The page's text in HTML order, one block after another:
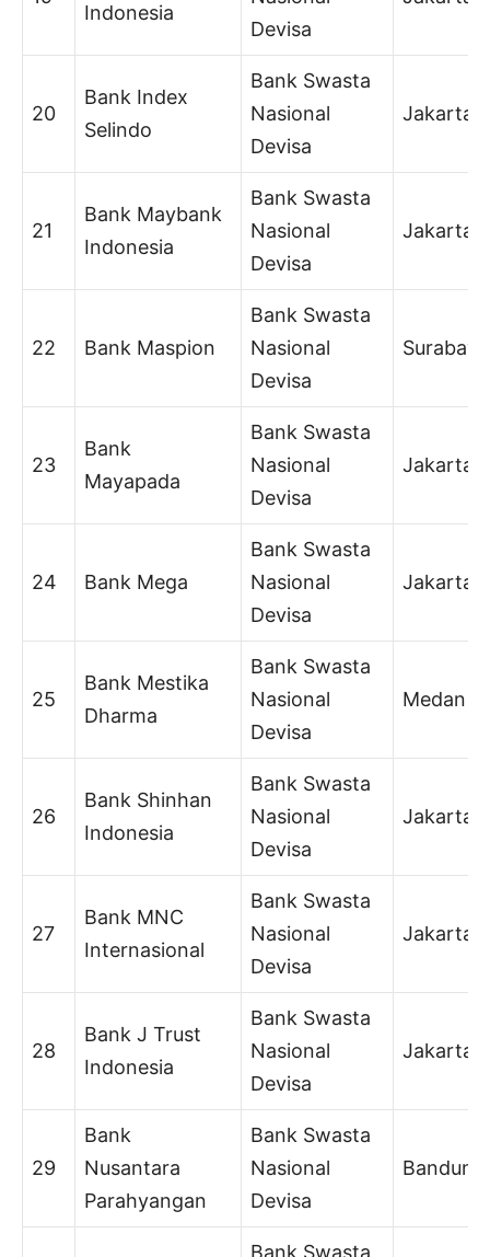
Indonesia
Devisa
20
Bank Index
Selindo
Bank Swasta
Nasional
Devisa
Jakarta
21
Bank Maybank
Indonesia
Bank Swasta
Nasional
Devisa
Jakarta
22 Bank Maspion
Bank Swasta
Nasional
Devisa
Surabaya
23
Bank
Mayapada
Bank Swasta
Nasional
Devisa
Jakarta
24 Bank Mega
Bank Swasta
Nasional
Devisa
Jakarta
25
Bank Mestika
Dharma
Bank Swasta
Nasional
Devisa
Medan
26
Bank Shinhan
Indonesia
Bank Swasta
Nasional
Devisa
Jakarta
27
Bank MNC
Internasional
Bank Swasta
Nasional
Devisa
Jakarta
28
Bank J Trust
Indonesia
Bank Swasta
Nasional
Devisa
Jakarta
29
Bank
Nusantara
Parahyangan
Bank Swasta
Nasional
Devisa
Bandung
Bank Swasta